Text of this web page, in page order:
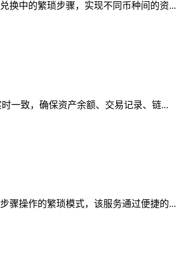
换中的繁琐步骤，实现不同币种间的资...
一致，确保资产余额、交易记录、链...
骤操作的繁琐模式，该服务通过便捷的...